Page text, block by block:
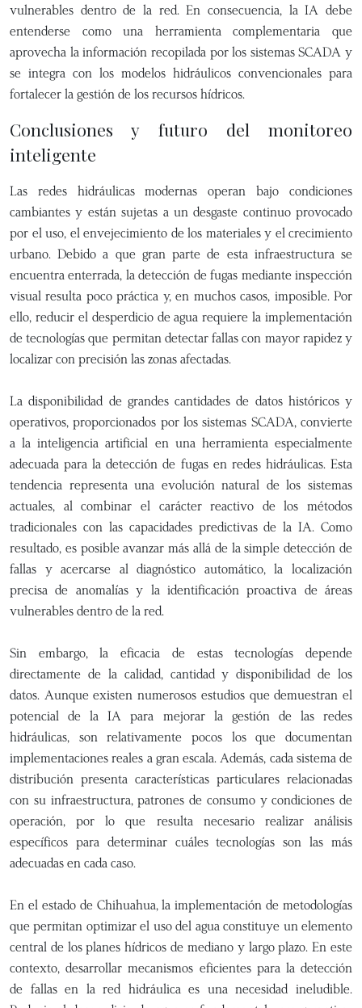
vulnerables dentro de la red. En consecuencia, la IA debe
entenderse como una herramienta complementaria que
aprovecha la información recopilada por los sistemas SCADA y
se integra con los modelos hidráulicos convencionales para
fortalecer la gestión de los recursos hídricos.
Conclusiones y futuro del monitoreo
inteligente
Las redes hidráulicas modernas operan bajo condiciones
cambiantes y están sujetas a un desgaste continuo provocado
por el uso, el envejecimiento de los materiales y el crecimiento
urbano. Debido a que gran parte de esta infraestructura se
encuentra enterrada, la detección de fugas mediante inspección
visual resulta poco práctica y, en muchos casos, imposible. Por
ello, reducir el desperdicio de agua requiere la implementación
de tecnologías que permitan detectar fallas con mayor rapidez y
localizar con precisión las zonas afectadas.
La disponibilidad de grandes cantidades de datos históricos y
operativos, proporcionados por los sistemas SCADA, convierte
a la inteligencia artificial en una herramienta especialmente
adecuada para la detección de fugas en redes hidráulicas. Esta
tendencia representa una evolución natural de los sistemas
actuales, al combinar el carácter reactivo de los métodos
tradicionales con las capacidades predictivas de la IA. Como
resultado, es posible avanzar más allá de la simple detección de
fallas y acercarse al diagnóstico automático, la localización
precisa de anomalías y la identificación proactiva de áreas
vulnerables dentro de la red.
Sin embargo, la eficacia de estas tecnologías depende
directamente de la calidad, cantidad y disponibilidad de los
datos. Aunque existen numerosos estudios que demuestran el
potencial de la IA para mejorar la gestión de las redes
hidráulicas, son relativamente pocos los que documentan
implementaciones reales a gran escala. Además, cada sistema de
distribución presenta características particulares relacionadas
con su infraestructura, patrones de consumo y condiciones de
operación, por lo que resulta necesario realizar análisis
específicos para determinar cuáles tecnologías son las más
adecuadas en cada caso.
En el estado de Chihuahua, la implementación de metodologías
que permitan optimizar el uso del agua constituye un elemento
central de los planes hídricos de mediano y largo plazo. En este
contexto, desarrollar mecanismos eficientes para la detección
de fallas en la red hidráulica es una necesidad ineludible.